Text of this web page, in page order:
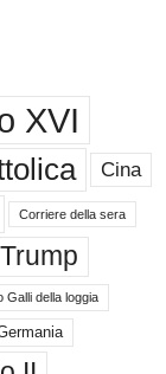
XVI
Cina
Corriere della sera
Galli della loggia